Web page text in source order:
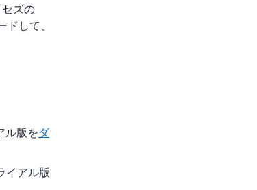
ズの
して、
ル版をダ
イアル版